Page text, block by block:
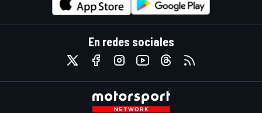
En redes sociales